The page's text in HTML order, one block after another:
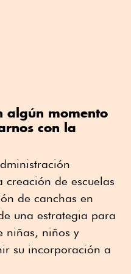
algún momento
con la
de escuelas
de canchas en
una estrategia para
niñas, niños y
su incorporación a